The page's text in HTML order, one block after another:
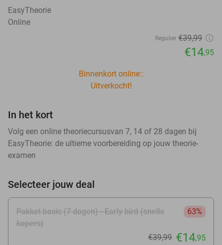
EasyTheorie
Online
Regulier €39,99
€14,95
Binnenkort online::
Uitverkocht!
In het kort
Volg een online theoriecursusvan 7, 14 of 28 dagen bij
EasyTheorie: de ultieme voorbereiding op jouw theorie-
examen
Selecteer jouw deal
Pakket basic (7 dagen) - Early bird (snelle
kopers)
63%
€39,99 €14,95